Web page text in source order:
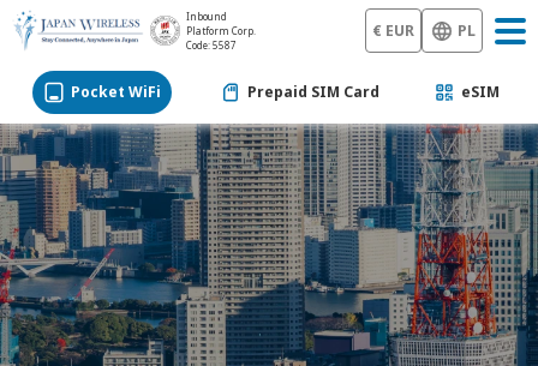
Inbound
Platform Corp.
Code: 5587
€ EUR PL
Pocket WiFi Prepaid SIM Card eSIM